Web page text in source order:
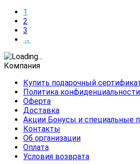
1
2
3
→
Компания
Купить подарочный
Политика конфиденциальности
Оферта
Доставка
Акции Бонусы и специальные
Контакты
Об организации
Оплата
Условия возврата